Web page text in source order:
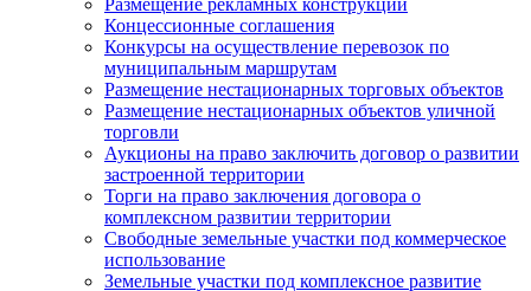
Размещение рекламных конструкций
Концессионные соглашения
Конкурсы на осуществление перевозок по
муниципальным маршрутам
Размещение нестационарных торговых объектов
Размещение нестационарных объектов уличной
торговли
Аукционы на право заключить договор о развитии
застроенной территории
Торги на право заключения договора о
комплексном развитии территории
Свободные земельные участки под коммерческое
использование
Земельные участки под комплексное развитие